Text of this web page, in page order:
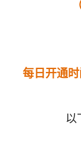
每日开通
以